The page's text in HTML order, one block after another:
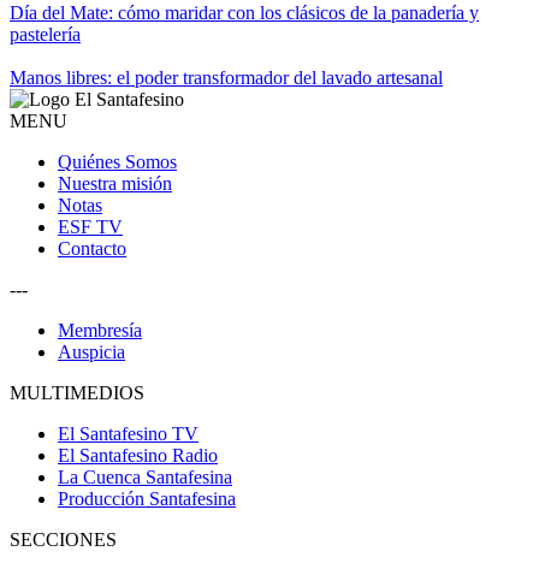
Día del Mate: cómo maridar con los clásicos de la panadería y
pastelería
Manos libres: el poder transformador del lavado artesanal
MENU
Quiénes Somos
Nuestra misión
Notas
ESF TV
Contacto
---
Membresía
Auspicia
MULTIMEDIOS
El Santafesino TV
El Santafesino Radio
La Cuenca Santafesina
Producción Santafesina
SECCIONES